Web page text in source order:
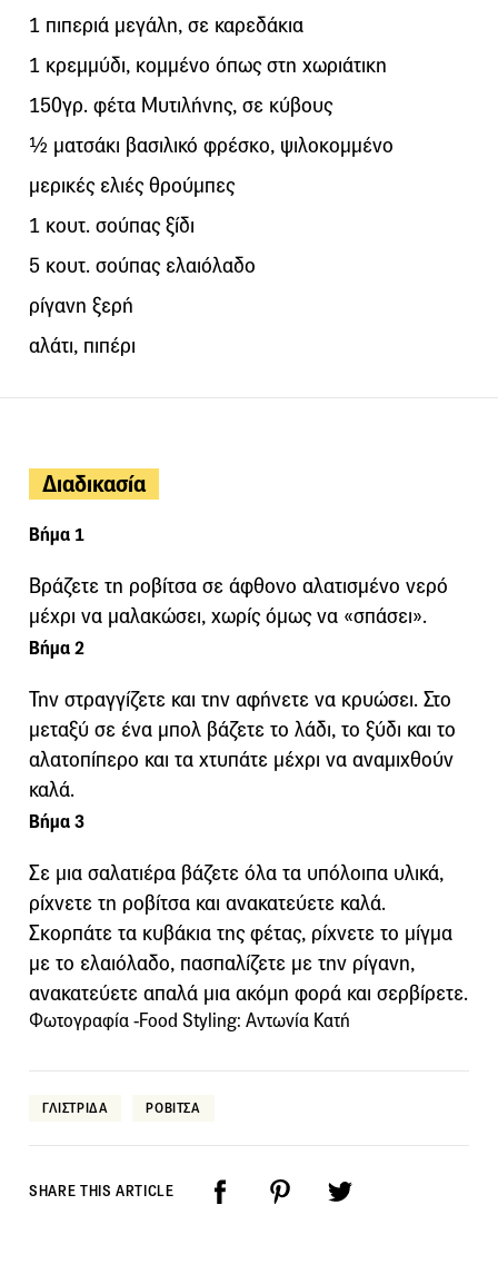
1 πιπεριά μεγάλη, σε καρεδάκια
1 κρεμμύδι, κομμένο όπως στη χωριάτικη
150γρ. φέτα Μυτιλήνης, σε κύβους
½ ματσάκι βασιλικό φρέσκο, ψιλοκομμένο
μερικές ελιές θρούμπες
1 κουτ. σούπας ξίδι
5 κουτ. σούπας ελαιόλαδο
ρίγανη ξερή
αλάτι, πιπέρι
Διαδικασία
Βήμα 1
Βράζετε τη ροβίτσα σε άφθονο αλατισμένο νερό
μέχρι να μαλακώσει, χωρίς όμως να «σπάσει».
Βήμα 2
Την στραγγίζετε και την αφήνετε να κρυώσει. Στο
μεταξύ σε ένα μπολ βάζετε το λάδι, το ξύδι και το
αλατοπίπερο και τα χτυπάτε μέχρι να αναμιχθούν
καλά.
Βήμα 3
Σε μια σαλατιέρα βάζετε όλα τα υπόλοιπα υλικά,
ρίχνετε τη ροβίτσα και ανακατεύετε καλά.
Σκορπάτε τα κυβάκια της φέτας, ρίχνετε το μίγμα
με το ελαιόλαδο, πασπαλίζετε με την ρίγανη,
ανακατεύετε απαλά μια ακόμη φορά και σερβίρετε.
Φωτογραφία -Food Styling: Αντωνία Κατή
ΓΛΙΣΤΡΙΔΑ ΡΟΒΙΤΣΑ
SHARE THIS ARTICLE